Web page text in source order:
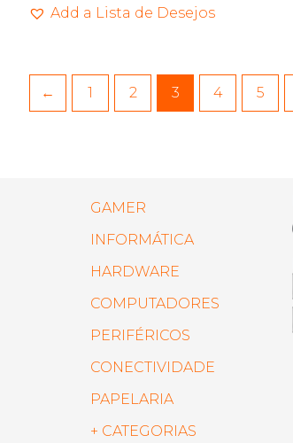
Add a Lista de Desejos
← 1 2 3 4 5
GAMER
INFORMÁTICA
HARDWARE
COMPUTADORES
PERIFÉRICOS
CONECTIVIDADE
PAPELARIA
+ CATEGORIAS